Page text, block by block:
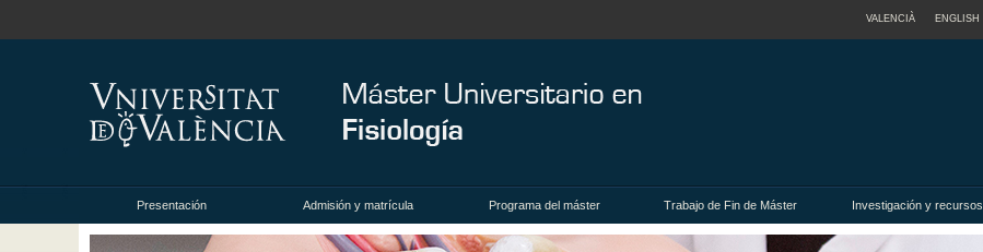
VALENCIÀ ENGLISH
Presentación Admisión y matrícula Programa del máster Trabajo de Fin de Máster Investigación y recursos